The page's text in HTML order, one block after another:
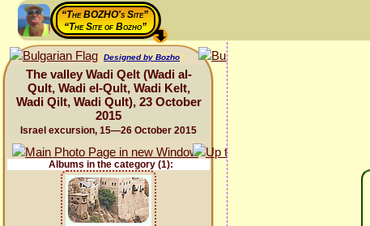
“The BOZHO's Site”
“The Site of Bozho”
Designed by Bozho
The valley Wadi Qelt (Wadi al-
Qult, Wadi el-Qult, Wadi Kelt,
Wadi Qilt, Wadi Qult), 23 October
2015
Israel excursion, 15—26 October 2015
Albums in the category (1):